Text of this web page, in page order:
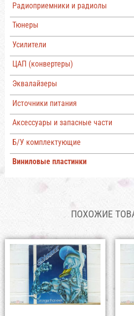
Радиоприемники и радиолы
Тюнеры
Усилители
ЦАП (конвертеры)
Эквалайзеры
Источники питания
Аксессуары и запасные части
Б/У комплектующие
Виниловые пластинки
ПОХОЖИЕ